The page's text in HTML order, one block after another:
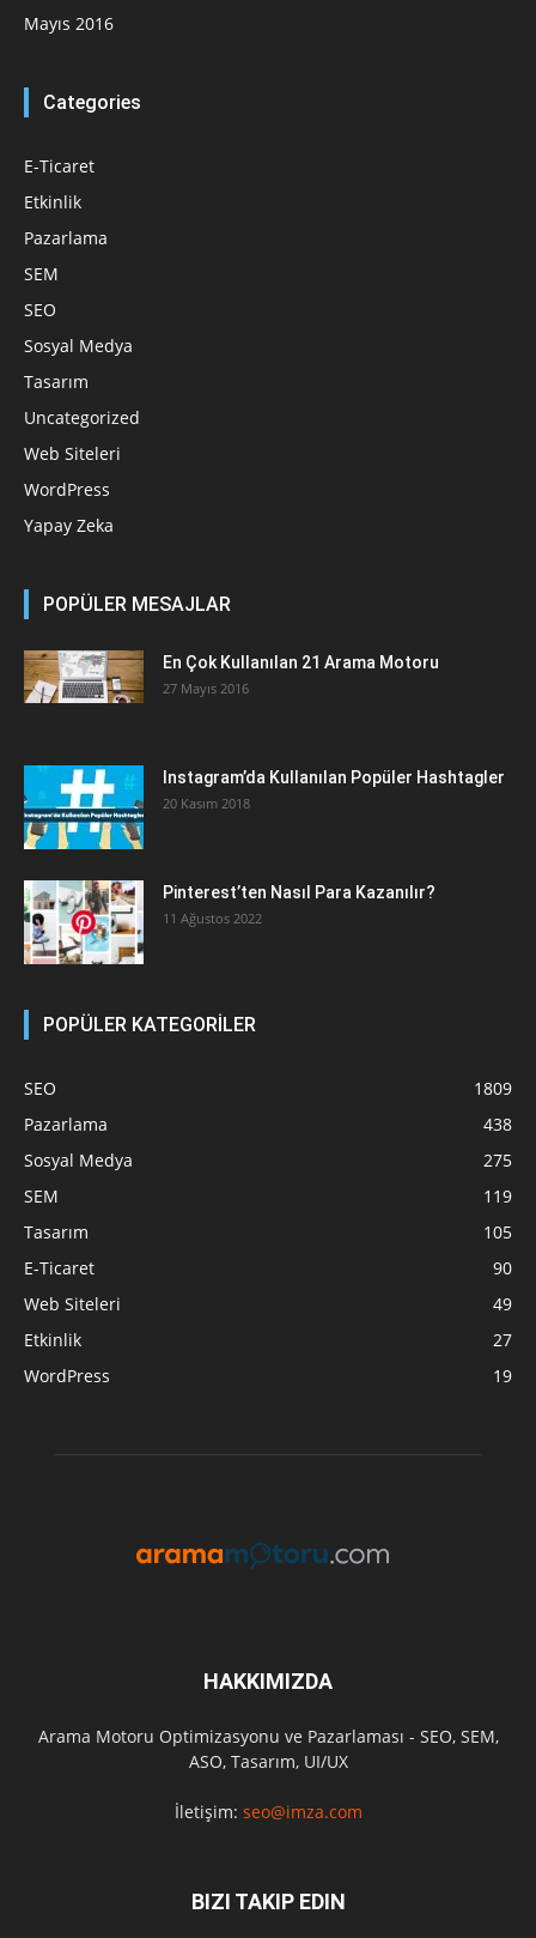
Mayıs 2016
Categories
E-Ticaret
Etkinlik
Pazarlama
SEM
SEO
Sosyal Medya
Tasarım
Uncategorized
Web Siteleri
WordPress
Yapay Zeka
POPÜLER MESAJLAR
En Çok Kullanılan 21 Arama Motoru
27 Mayıs 2016
Instagram’da Kullanılan Popüler Hashtagler
20 Kasım 2018
Pinterest’ten Nasıl Para Kazanılır?
11 Ağustos 2022
POPÜLER KATEGORİLER
SEO
1809
Pazarlama
438
Sosyal Medya
275
SEM
119
Tasarım
105
E-Ticaret
90
Web Siteleri
49
Etkinlik
27
WordPress
19
HAKKIMIZDA
Arama Motoru Optimizasyonu ve Pazarlaması - SEO, SEM,
ASO, Tasarım, UI/UX
İletişim: seo@imza.com
BIZI TAKIP EDIN